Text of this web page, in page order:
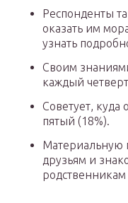
Респонденты
оказать им
узнать
Своим
каждый
Советует,
пятый (18%).
Материальную
друзьям и
родственникам